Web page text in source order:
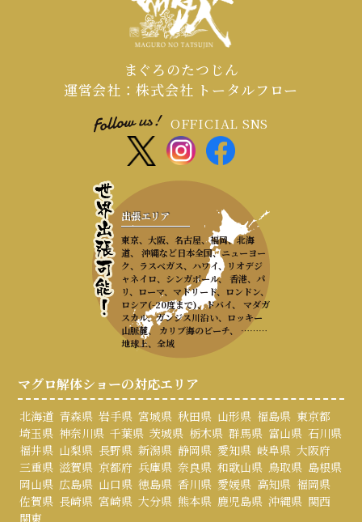
まぐろのたつじん
運営会社：株式会社 トータルフロー
OFFICIAL SNS
出張エリア
東京、大阪、名古屋、福岡、北海
道、 沖縄など日本全国、ニューヨー
ク、ラスベガス、ハワイ、リオデジ
ャネイロ、シンガポール、 香港、パ
リ、ローマ、マドリード、ロンドン、
ロシア(-20度まで)、ドバイ、 マダガ
スカル、ガンジス川沿い、ロッキー
山脈麓、 カリブ海のビーチ、 ………
地球上、全域
マグロ解体ショーの対応エリア
北海道 青森県 岩手県 宮城県 秋田県 山形県 福島県 東京都
埼玉県 神奈川県 千葉県 茨城県 栃木県 群馬県 富山県 石川県
福井県 山梨県 長野県 新潟県 静岡県 愛知県 岐阜県 大阪府
三重県 滋賀県 京都府 兵庫県 奈良県 和歌山県 鳥取県 島根県
岡山県 広島県 山口県 徳島県 香川県 愛媛県 高知県 福岡県
佐賀県 長崎県 宮崎県 大分県 熊本県 鹿児島県 沖縄県 関西
関東